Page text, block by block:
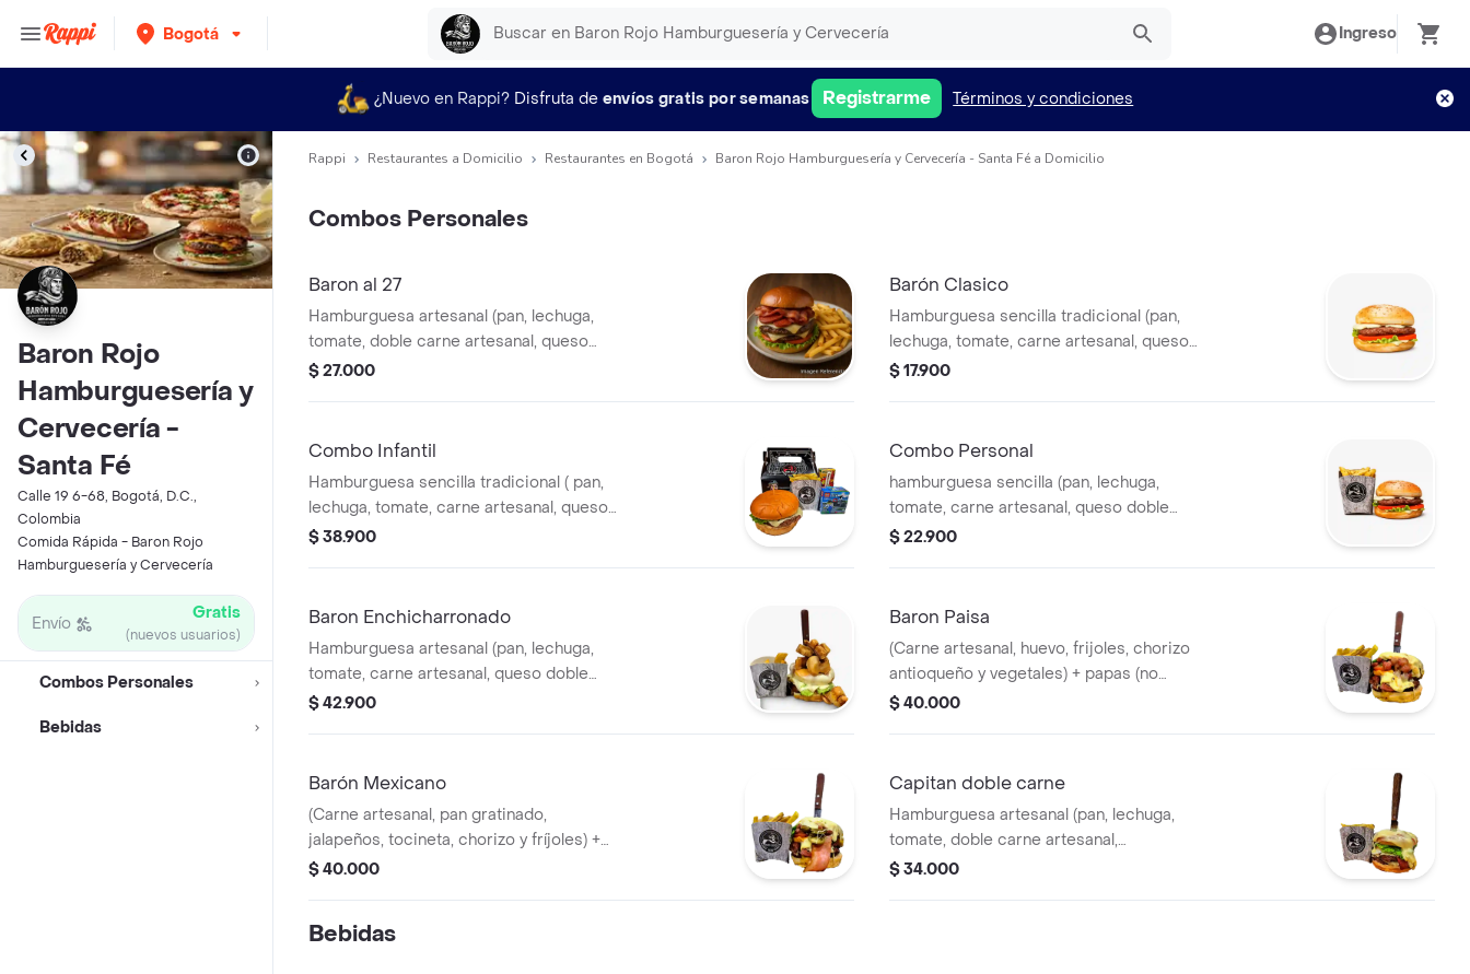
Bogotá Ingreso
¿Nuevo en Rappi? Disfruta de envíos gratis por semanas Registrarme Términos y condiciones
Baron Rojo
Hamburguesería y
Cervecería -
Santa Fé
Calle 19 6-68, Bogotá, D.C.,
Colombia
Comida Rápida - Baron Rojo
Hamburguesería y Cervecería
Envío Gratis
(nuevos usuarios)
Combos Personales
Bebidas
Rappi Restaurantes a Domicilio Restaurantes en Bogotá Baron Rojo Hamburguesería y Cervecería - Santa Fé a Domicilio
Combos Personales
Baron al 27
Hamburguesa artesanal (pan, lechuga,
tomate, doble carne artesanal, queso
doble crema, chorizo, tocineta) + papas
$ 27.000
Barón Clasico
Hamburguesa sencilla tradicional (pan,
lechuga, tomate, carne artesanal, queso
doble crema)
$ 17.900
Combo Infantil
Hamburguesa sencilla tradicional ( pan,
lechuga, tomate, carne artesanal, queso
doble crema) + papa + jugo en caja +
$ 38.900
Combo Personal
hamburguesa sencilla (pan, lechuga,
tomate, carne artesanal, queso doble
crema) mas papas en cascos
$ 22.900
Baron Enchicharronado
Hamburguesa artesanal (pan, lechuga,
tomate, carne artesanal, queso doble
crema, chicharrón crujiente, tocineta,
$ 42.900
Baron Paisa
(Carne artesanal, huevo, frijoles, chorizo
antioqueño y vegetales) + papas (no
incluye bebida)
$ 40.000
Barón Mexicano
(Carne artesanal, pan gratinado,
jalapeños, tocineta, chorizo y fríjoles) +
papas (No incluye bebida)
$ 40.000
Capitan doble carne
Hamburguesa artesanal (pan, lechuga,
tomate, doble carne artesanal,
queso,tocineta, chorizo, huevo) mas
$ 34.000
Bebidas